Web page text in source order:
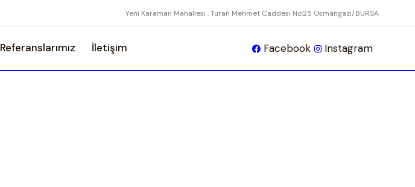
Yeni Karaman Mahallesi . Turan Mehmet Caddesi No:25 Osmangazi/BURSA
Referanslarımız İletişim Facebook Instagram